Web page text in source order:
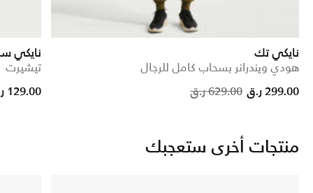
نايكي تك
هودي ويندرانر بسحاب كامل للرجال
Price reduced629.00 ر.ق to
299.00 ر.ق
نايكي
تيشيرت
from129.00 ر.ق
منتجات أخرى ستعجبك